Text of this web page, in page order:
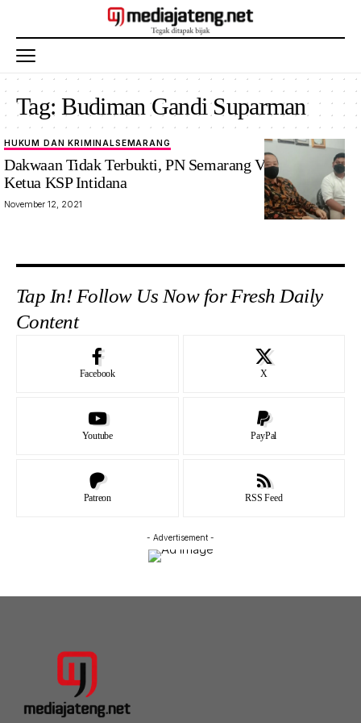
Tag:Budiman Gandi Suparman
HUKUM DAN KRIMINALSEMARANG
Dakwaan Tidak Terbukti, PN Semarang Vonis Bebas
Ketua KSP Intidana
November 12, 2021
Tap In! Follow Us Now for Fresh Daily
Content
Facebook X
Youtube PayPal
Patreon RSS Feed
- Advertisement -